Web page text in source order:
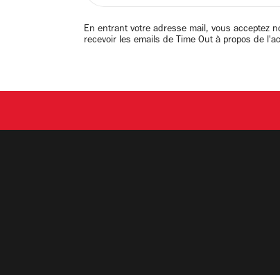
email
En entrant votre adresse mail, vous acceptez
recevoir les emails de Time Out à propos de